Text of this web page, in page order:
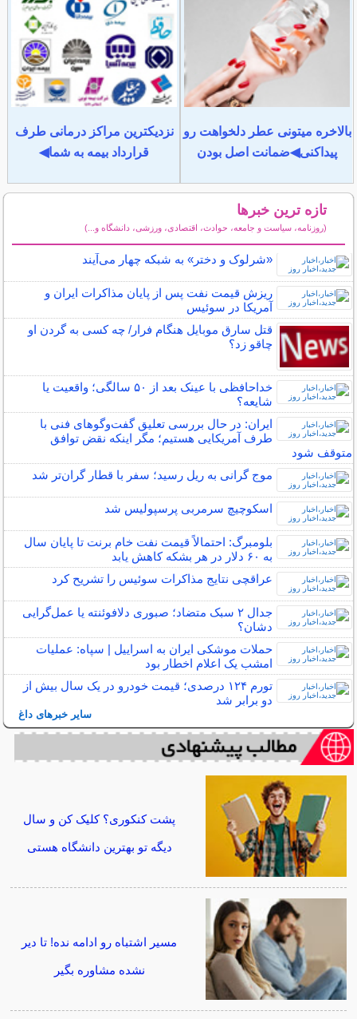
بالاخره میتونی عطر دلخواهت رو
پیداکنی◀ضمانت اصل بودن
نزدیکترین مراکز درمانی طرف
قرارداد بیمه به شما◀
تازه ترین خبرها
(روزنامه، سیاست و جامعه، حوادث، اقتصادی، ورزشی، دانشگاه و...)
«شرلوک و دختر» به شبکه چهار می‌آیند
ریزش قیمت نفت پس از پایان مذاکرات ایران و
آمریکا در سوئیس
قتل سارق موبایل هنگام فرار/ چه کسی به گردن او
چاقو زد؟
خداحافظی با عینک بعد از ۵۰ سالگی؛ واقعیت یا
شایعه؟
ایران: در حال بررسی تعلیق گفت‌و‌گو‌های فنی با
طرف آمریکایی هستیم؛ مگر اینکه نقض توافق
متوقف شود
موج گرانی به ریل رسید؛ سفر با قطار گران‌تر شد
اسکوچیچ سرمربی پرسپولیس شد
بلومبرگ: احتمالاً قیمت نفت خام برنت تا پایان سال
به ۶۰ دلار در هر بشکه کاهش یابد
عراقچی نتایج مذاکرات سوئیس را تشریح کرد
جدال ۲ سبک متضاد؛ صبوری دلافوئنته یا عمل‌گرایی
دشان؟
حملات موشکی ایران به اسراییل | سپاه: عملیات
امشب یک اعلام اخطار بود
تورم ۱۲۴ درصدی؛ قیمت خودرو در یک سال بیش از
دو برابر شد
سایر خبرهای داغ
پشت کنکوری؟ کلیک کن و سال
دیگه تو بهترین دانشگاه هستی
مسیر اشتباه رو ادامه نده! تا دیر
نشده مشاوره بگیر